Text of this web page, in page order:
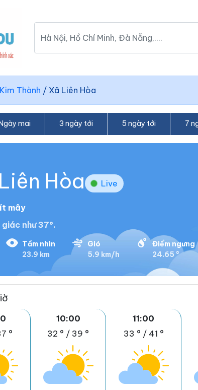
Thành / Xã Liên Hòa
mai 3 ngày tới 5 ngày tới 7
Hòa Live
mây
giác như 37°.
Tầm nhìn
23.9 km
Gió
5.9 km/h
Điểm ngưng
24.65 °
°
10:00
32 ° / 39 °
11:00
33 ° / 41 °